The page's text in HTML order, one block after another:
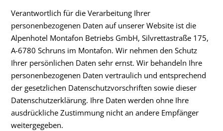
Verantwortlich für die Verarbeitung Ihrer
personenbezogenen Daten auf unserer Website ist die
Alpenhotel Montafon Betriebs GmbH, Silvrettastraße 175,
A-6780 Schruns im Montafon. Wir nehmen den Schutz
Ihrer persönlichen Daten sehr ernst. Wir behandeln Ihre
personenbezogenen Daten vertraulich und entsprechend
der gesetzlichen Datenschutzvorschriften sowie dieser
Datenschutzerklärung. Ihre Daten werden ohne Ihre
ausdrückliche Zustimmung nicht an andere Empfänger
weitergegeben.